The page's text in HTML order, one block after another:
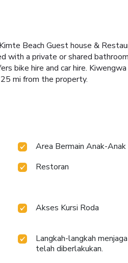
Beach Guest house &
with a private or shared
bike hire and car hire.
mi from the property.
Area Bermain Anak-Anak
Restoran
Akses Kursi Roda
Langkah-langkah
telah diberlakukan.